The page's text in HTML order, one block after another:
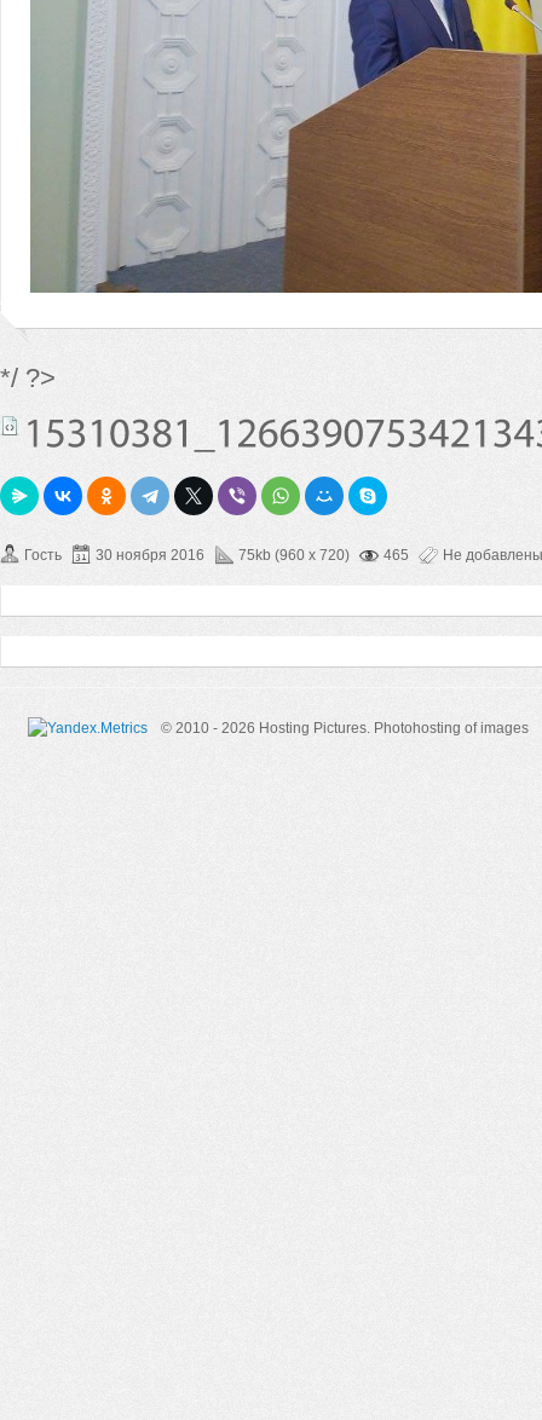
*/ ?>
Гость 30 ноября 2016 75kb (960 x 720) 465 Не добавлены
© 2010 - 2026 Hosting Pictures. Photohosting of images